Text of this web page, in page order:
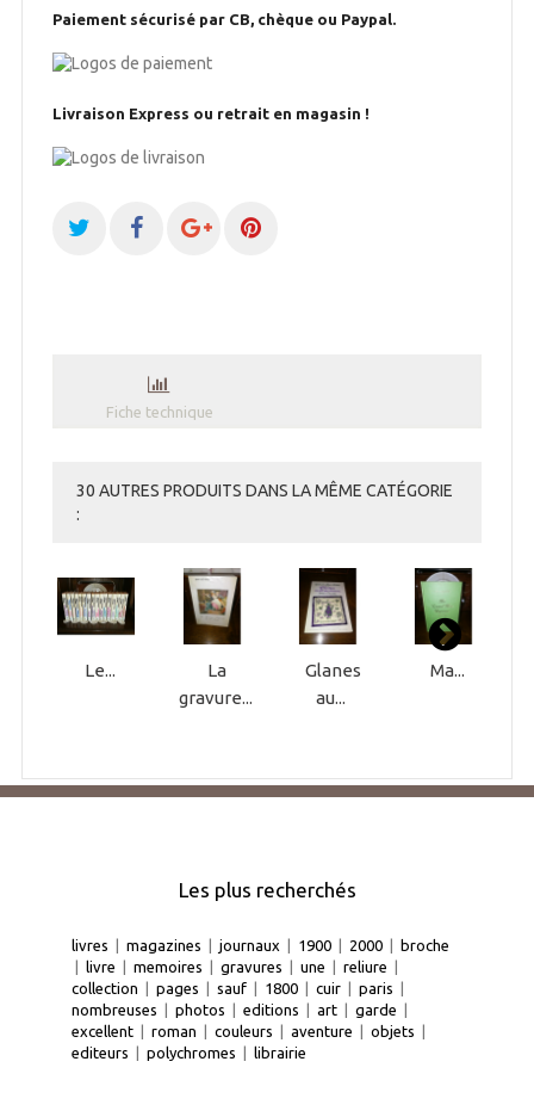
Paiement sécurisé par CB, chèque ou Paypal.
Livraison Express ou retrait en magasin !
Fiche technique
30 AUTRES PRODUITS DANS LA MÊME CATÉGORIE
:
Le...
La
gravure...
Glanes
au...
Ma...
Les plus recherchés
livres | magazines | journaux | 1900 | 2000 | broche
| livre | memoires | gravures | une | reliure |
collection | pages | sauf | 1800 | cuir | paris |
nombreuses | photos | editions | art | garde |
excellent | roman | couleurs | aventure | objets |
editeurs | polychromes | librairie